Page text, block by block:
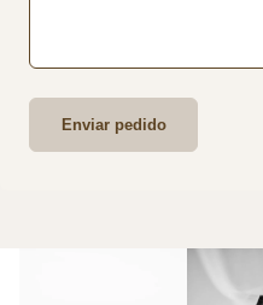
Enviar pedido